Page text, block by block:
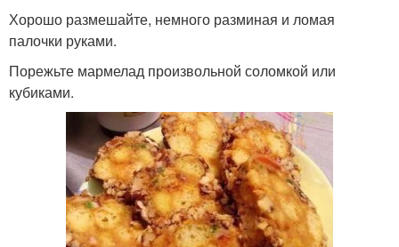
Хорошо размешайте, немного разминая и ломая
палочки руками.
Порежьте мармелад произвольной соломкой или
кубиками.